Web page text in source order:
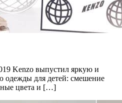
Kenzo выпустил яркую и
для детей: смешение
цвета и […]